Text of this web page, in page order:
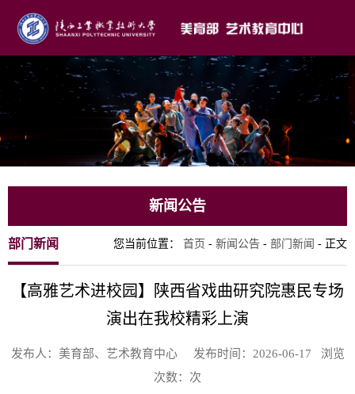
新闻公告
部门新闻 您当前位置： 首页 - 新闻公告 - 部门新闻 - 正文
【高雅艺术进校园】陕西省戏曲研究院惠民专场
演出在我校精彩上演
发布人：美育部、艺术教育中心 发布时间：2026-06-17 浏览
次数： 次